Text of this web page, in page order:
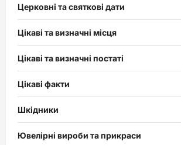
Церковні та святкові дати
Цікаві та визначні місця
Цікаві та визначні постаті
Цікаві факти
Шкідники
Ювелірні вироби та прикраси